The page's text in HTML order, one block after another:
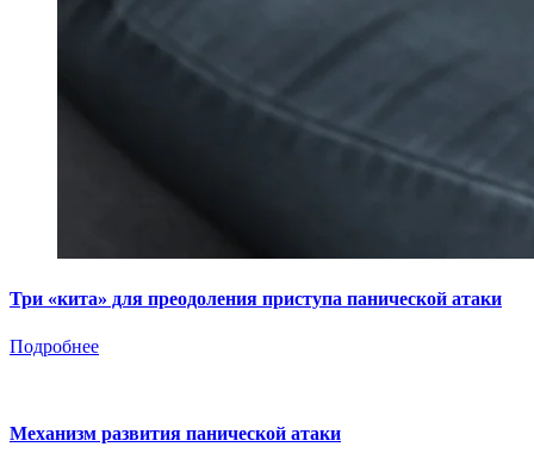
Три «кита» для преодоления приступа панической атаки
Подробнее
Механизм развития панической атаки